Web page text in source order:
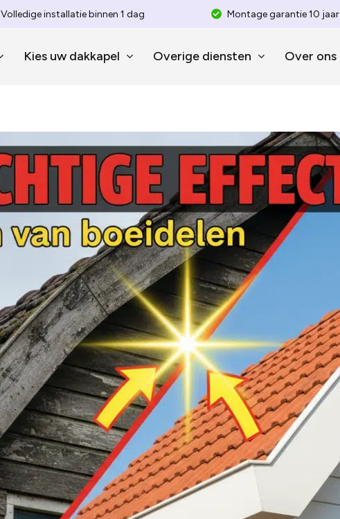
Volledige installatie binnen 1 dag Montage garantie 10 jaar
Kies uw dakkapel Overige diensten Over ons